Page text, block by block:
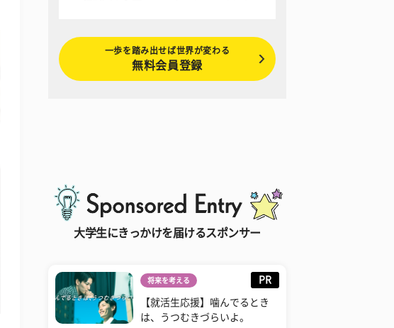
一歩を踏み出せば世界が変わる
無料会員登録
大学生にきっかけを届けるスポンサー
将来を考える PR
【就活生応援】噛んでるとき
は、うつむきづらいよ。